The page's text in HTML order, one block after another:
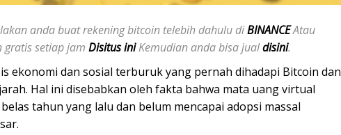
anda buat rekening bitcoin telebih dahulu diBINANCEAtau
setiap jam Disitus iniKemudian anda bisa jualdisini.
ekonomi dan sosial terburuk yang pernah dihadapi Bitcoin dan
Hal ini disebabkan oleh fakta bahwa mata uang virtual
tahun yang lalu dan belum mencapai adopsi massal